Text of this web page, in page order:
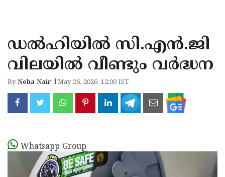
KANNUR
KASARAGOD
ഡൽഹിയിൽ സി.എൻ.ജി
വിലയിൽ വീണ്ടും വർദ്ധന
ByNeha Nair May 26, 2026, 12:00 IST
Whatsapp Group